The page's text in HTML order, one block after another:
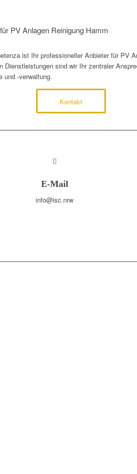
PV Anlagen Reinigung Hamm
ist Ihr professioneller Anbieter für PV
Dienstleistungen sind wir Ihr zentraler
und -verwaltung.
Kontakt
E-Mail
info@isc.nrw